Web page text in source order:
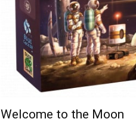
Welcome to the Moon